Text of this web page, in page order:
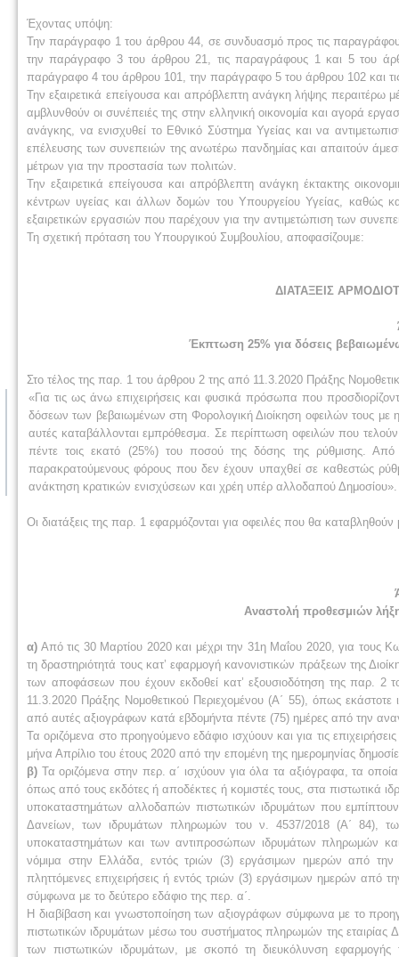
Έχοντας υπόψη:
Την παράγραφο 1 του άρθρου 44, σε συνδυασμό προς τις
την παράγραφο 3 του άρθρου 21, τις παραγράφους 1 και 5 του
παράγραφο 4 του άρθρου 101, την παράγραφο 5 του άρθρου 102 και
Την εξαιρετικά επείγουσα και απρόβλεπτη ανάγκη λήψης περαιτέρω
αμβλυνθούν οι συνέπειές της στην ελληνική οικονομία και αγορά
ανάγκης, να ενισχυθεί το Εθνικό Σύστημα Υγείας και να
επέλευσης των συνεπειών της ανωτέρω πανδημίας και απαιτούν
μέτρων για την προστασία των πολιτών.
Την εξαιρετικά επείγουσα και απρόβλεπτη ανάγκη έκτακτης
κέντρων υγείας και άλλων δομών του Υπουργείου Υγείας, καθώς
εξαιρετικών εργασιών που παρέχουν για την αντιμετώπιση των
Τη σχετική πρόταση του Υπουργικού Συμβουλίου, αποφασίζουμε:
ΔΙΑΤΑΞΕΙΣ
Έκπτωση 25% για δόσεις
Στο τέλος της παρ. 1 του άρθρου 2 της από 11.3.2020 Πράξης
«Για τις ως άνω επιχειρήσεις και φυσικά πρόσωπα που
δόσεων των βεβαιωμένων στη Φορολογική Διοίκηση οφειλών τους με
αυτές καταβάλλονται εμπρόθεσμα. Σε περίπτωση οφειλών που
πέντε τοις εκατό (25%) του ποσού της δόσης της ρύθμισης.
παρακρατούμενους φόρους που δεν έχουν υπαχθεί σε καθεστώς
ανάκτηση κρατικών ενισχύσεων και χρέη υπέρ αλλοδαπού Δημοσίου».
Οι διατάξεις της παρ. 1 εφαρμόζονται για οφειλές που θα
Αναστολή προθεσμιών
α) Από τις 30 Μαρτίου 2020 και μέχρι την 31η Μαΐου 2020, για τους
τη δραστηριότητά τους κατ’ εφαρμογή κανονιστικών πράξεων της
των αποφάσεων που έχουν εκδοθεί κατ’ εξουσιοδότηση της παρ.
11.3.2020 Πράξης Νομοθετικού Περιεχομένου (Α΄ 55), όπως
από αυτές αξιογράφων κατά εβδομήντα πέντε (75) ημέρες από την
Τα οριζόμενα στο προηγούμενο εδάφιο ισχύουν και για τις
μήνα Απρίλιο του έτους 2020 από την επομένη της ημερομηνίας
β) Τα οριζόμενα στην περ. α΄ ισχύουν για όλα τα αξιόγραφα, τα
όπως από τους εκδότες ή αποδέκτες ή κομιστές τους, στα πιστωτικά
υποκαταστημάτων αλλοδαπών πιστωτικών ιδρυμάτων που
Δανείων, των ιδρυμάτων πληρωμών του ν. 4537/2018 (Α΄ 84),
υποκαταστημάτων και των αντιπροσώπων ιδρυμάτων πληρωμών
νόμιμα στην Ελλάδα, εντός τριών (3) εργάσιμων ημερών από την
πληττόμενες επιχειρήσεις ή εντός τριών (3) εργάσιμων ημερών από
σύμφωνα με το δεύτερο εδάφιο της περ. α΄.
Η διαβίβαση και γνωστοποίηση των αξιογράφων σύμφωνα με το
πιστωτικών ιδρυμάτων μέσω του συστήματος πληρωμών της εταιρίας
των πιστωτικών ιδρυμάτων, με σκοπό τη διευκόλυνση